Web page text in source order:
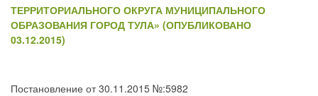
ТЕРРИТОРИАЛЬНОГО ОКРУГА МУНИЦИПАЛЬНОГО
ОБРАЗОВАНИЯ ГОРОД ТУЛА» (ОПУБЛИКОВАНО
03.12.2015)
Постановление от 30.11.2015 №:5982